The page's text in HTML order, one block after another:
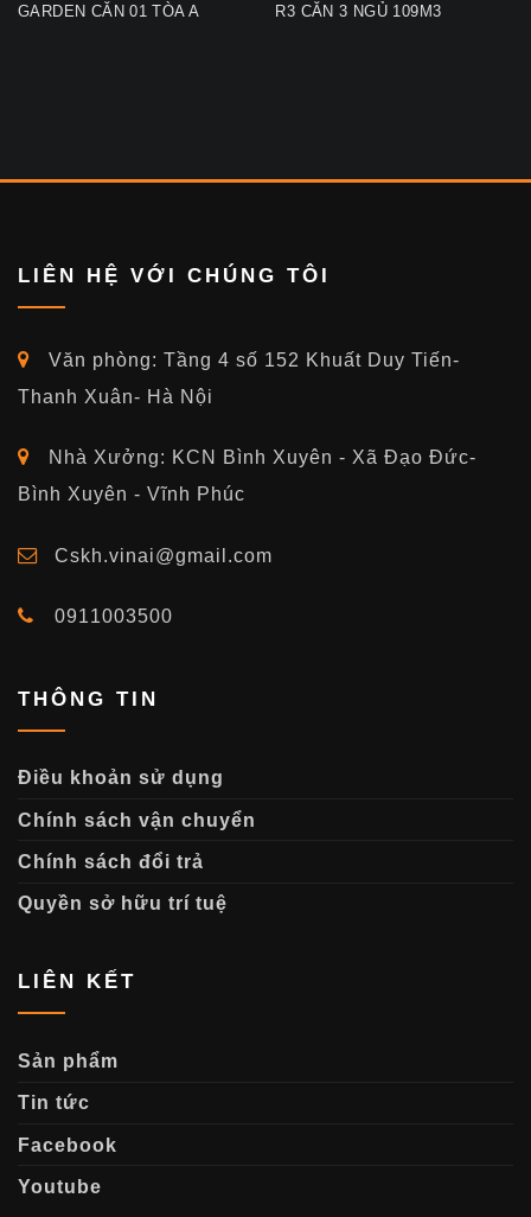
GARDEN CĂN 01 TÒA A
R3 CĂN 3 NGỦ 109M3
LIÊN HỆ VỚI CHÚNG TÔI
Văn phòng: Tầng 4 số 152 Khuất Duy Tiến-
Thanh Xuân- Hà Nội
Nhà Xưởng: KCN Bình Xuyên - Xã Đạo Đức-
Bình Xuyên - Vĩnh Phúc
Cskh.vinai@gmail.com
0911003500
THÔNG TIN
Điều khoản sử dụng
Chính sách vận chuyển
Chính sách đổi trả
Quyền sở hữu trí tuệ
LIÊN KẾT
Sản phẩm
Tin tức
Facebook
Youtube